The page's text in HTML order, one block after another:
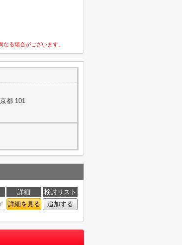
る場合がございます。
都 101
詳細
検討リスト
詳細を見る 追加する